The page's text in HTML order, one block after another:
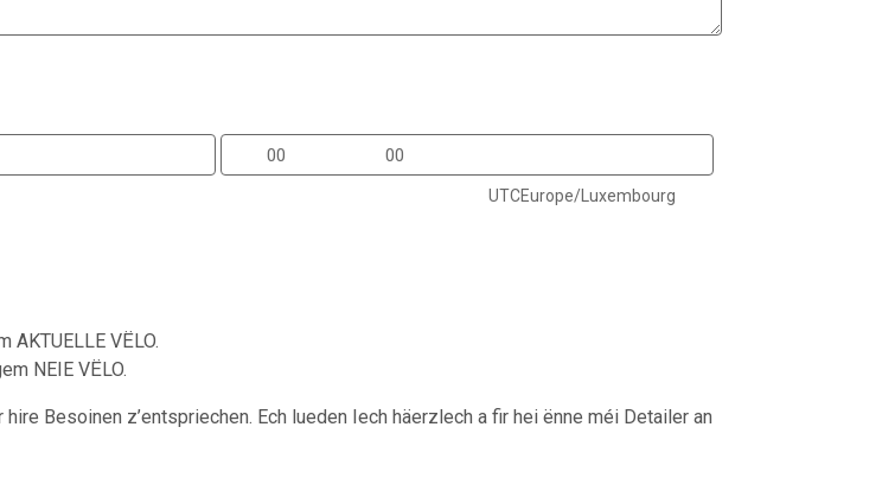
UTCEurope/Luxembourg
VËLO.
NEIE VËLO.
Besoinen z’entspriechen. Ech lueden Iech häerzlech a fir hei ënne méi Detailer an